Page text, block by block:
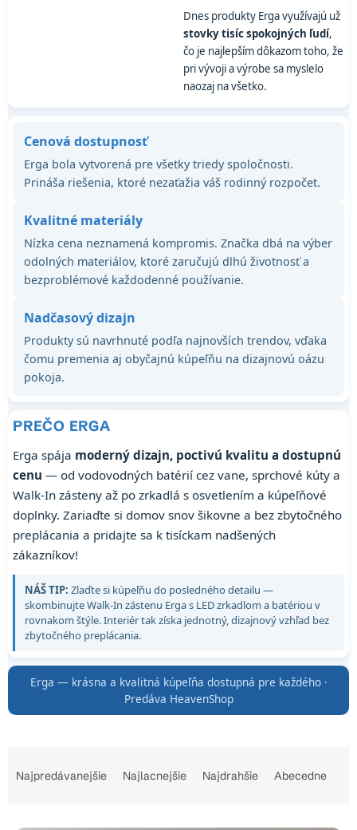
Dnes produkty Erga využívajú už
stovky tisíc spokojných ľudí,
čo je najlepším dôkazom toho, že
pri vývoji a výrobe sa myslelo
naozaj na všetko.
Cenová dostupnosť
Erga bola vytvorená pre všetky triedy spoločnosti.
Prináša riešenia, ktoré nezaťažia váš rodinný rozpočet.
Kvalitné materiály
Nízka cena neznamená kompromis. Značka dbá na výber
odolných materiálov, ktoré zaručujú dlhú životnosť a
bezproblémové každodenné používanie.
Nadčasový dizajn
Produkty sú navrhnuté podľa najnovších trendov, vďaka
čomu premenia aj obyčajnú kúpeľňu na dizajnovú oázu
pokoja.
PREČO ERGA
Erga spája moderný dizajn, poctivú kvalitu a dostupnú
cenu — od vodovodných batérií cez vane, sprchové kúty a
Walk-In zásteny až po zrkadlá s osvetlením a kúpeľňové
doplnky. Zariaďte si domov snov šikovne a bez zbytočného
preplácania a pridajte sa k tisíckam nadšených
zákazníkov!
NÁŠ TIP: Zlaďte si kúpeľňu do posledného detailu —
skombinujte Walk-In zástenu Erga s LED zrkadlom a batériou v
rovnakom štýle. Interiér tak získa jednotný, dizajnový vzhľad bez
zbytočného preplácania.
Erga — krásna a kvalitná kúpeľňa dostupná pre každého ·
Predáva HeavenShop
Najpredávanejšie Najlacnejšie Najdrahšie Abecedne